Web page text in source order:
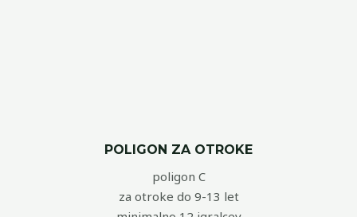
POLIGON ZA OTROKE
poligon C
za otroke do 9-13 let